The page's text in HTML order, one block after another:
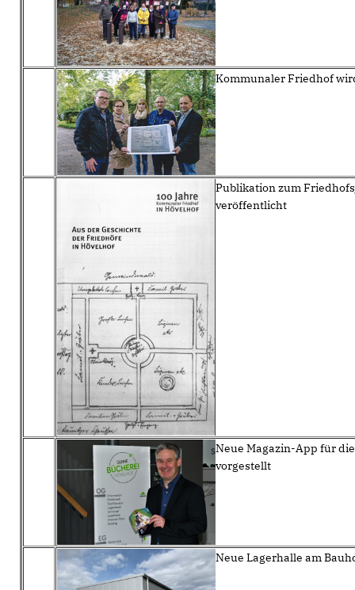
Kommunaler Friedhof
Publikation zum
veröffentlicht
Neue Magazin-App für
vorgestellt
Neue Lagerhalle am